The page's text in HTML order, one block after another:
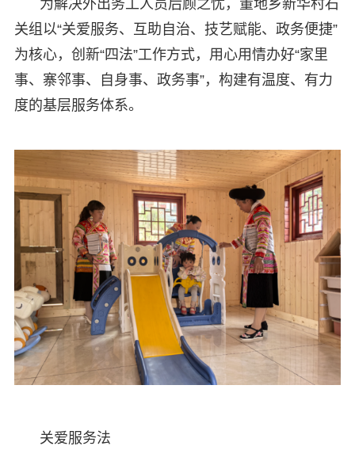
为解决外出务工人员后顾之忧，董地乡新华村石
关组以“关爱服务、互助自治、技艺赋能、政务便捷”
为核心，创新“四法”工作方式，用心用情办好“家里
事、寨邻事、自身事、政务事”，构建有温度、有力
度的基层服务体系。
关爱服务法